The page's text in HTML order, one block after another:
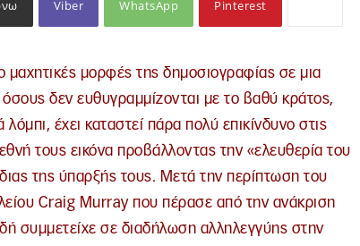
Viber WhatsApp Pinterest
μαχητικές μορφές της δημοσιογραφίας σε μια
δεν ευθυγραμμίζονται με το βαθύ κράτος,
λόμπι, έχει καταστεί πάρα πολύ επικίνδυνο στις
τους εικόνα προβάλλοντας την «ελευθερία του
της ύπαρξής τους. Μετά την περίπτωση του
Craig Murray που πέρασε από την ανάκριση
συμμετείχε σε διαδήλωση αλληλεγγύης στην